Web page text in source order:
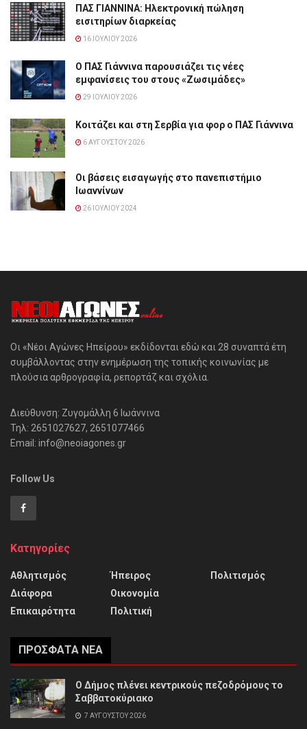
ΠΑΣ ΓΙΑΝΝΙΝΑ: Hλεκτρονική πώληση
εισιτηρίων διαρκείας
16 ΙΟΥΛΊΟΥ 2026
Ο ΠΑΣ Γιάννινα παρουσιάζει τις νέες
εμφανίσεις του στους «Ζωσιμάδες»
29 ΙΟΥΛΊΟΥ 2026
Κοιτάζει και στη Σερβία για φορ ο ΠΑΣ Γιάννινα
6 ΑΥΓΟΎΣΤΟΥ 2026
Οι βάσεις εισαγωγής στο πανεπιστήμιο
Ιωαννίνων
26 ΙΟΥΛΊΟΥ 2024
Οι «Νέοι Αγώνες Ηπείρου» εκδίδονται εδώ και 28 συναπτά έτη
συμβάλλοντας στην ενημέρωση της τοπικής κοινωνίας με
πλούσια αρθρογραφία, ρεπορτάζ και σχόλια.
Διεύθυνση: Ζυγομάλλη 6 Ιωάννινα
Τηλ: 2651027627, 2651077466
Email: info@neoiagones.gr
Follow Us
Κατηγορίες
Αθλητισμός
Διάφορα
Επικαιρότητα
Ήπειρος
Οικονομία
Πολιτική
Πολιτισμός
ΠΡΌΣΦΑΤΑ ΝΈΑ
Ο Δήμος πλένει κεντρικούς πεζοδρόμους το
Σαββατοκύριακο
7 ΑΥΓΟΎΣΤΟΥ 2026